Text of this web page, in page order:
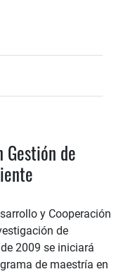
de
y Cooperación
de
2009 se iniciará
de maestría en